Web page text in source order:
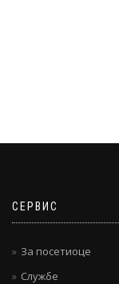
СЕРВИС
За посетиоце
Службе